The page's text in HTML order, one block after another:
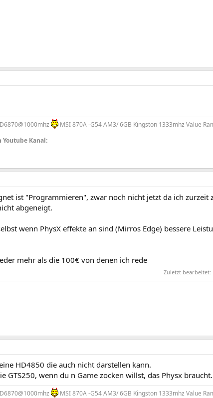
MSI 870A -G54 AM3/ 6GB Kingston 1333mhz Value
Kanal:
ist "Programmieren", zwar noch nicht jetzt da ich zurzeit
abgeneigt.
wenn PhysX effekte an sind (Mirros Edge) bessere
mehr als die 100€ von denen ich rede
Zuletzt bearbeitet:
HD4850 die auch nicht darstellen kann.
GTS250, wenn du n Game zocken willst, das Physx braucht.
MSI 870A -G54 AM3/ 6GB Kingston 1333mhz Value